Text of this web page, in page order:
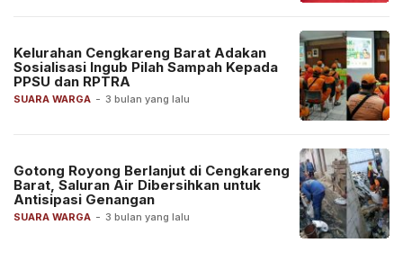
SUARA WARGA - 3 bulan yang lalu
Kelurahan Cengkareng Barat Adakan
Sosialisasi Ingub Pilah Sampah Kepada
PPSU dan RPTRA
SUARA WARGA - 3 bulan yang lalu
Gotong Royong Berlanjut di Cengkareng
Barat, Saluran Air Dibersihkan untuk
Antisipasi Genangan